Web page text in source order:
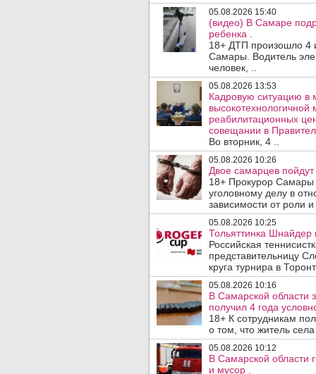
05.08.2026 15:40
(видео) В Самаре
ребенка .
18+ ДТП произошло
Самары. Водитель
человек, ..
05.08.2026 13:53
Кадровую ситуацию в
реабилитационных
совещании в
Во вторник, 4 ..
05.08.2026 10:26
Двое самарцев пойдут
18+ Прокурор Самары
уголовному делу в
зависимости от роли
05.08.2026 10:25
Тольяттинка Шнайдер
Российская
представительницу
круга турнира в
05.08.2026 10:16
В Самарской области
получил 4 года
18+ К сотрудникам
о том, что житель
05.08.2026 10:12
В Самарской области
и мусор .